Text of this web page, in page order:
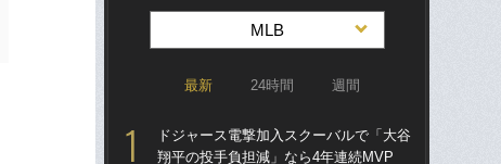
MLB
最新 24時間 週間
ドジャース電撃加入スクーバルで「大谷
翔平の投手負担減」なら4年連続MVP